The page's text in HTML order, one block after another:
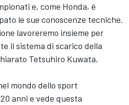
e, come Honda, è
le sue conoscenze tecniche.
lavoreremo insieme per
il sistema di scarico della
Tetsuhiro Kuwata,
mondo dello sport
anni e vede questa